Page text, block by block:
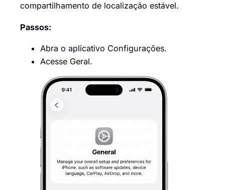
compartilhamento de localização estável.
Passos:
Abra o aplicativo Configurações.
Acesse Geral.